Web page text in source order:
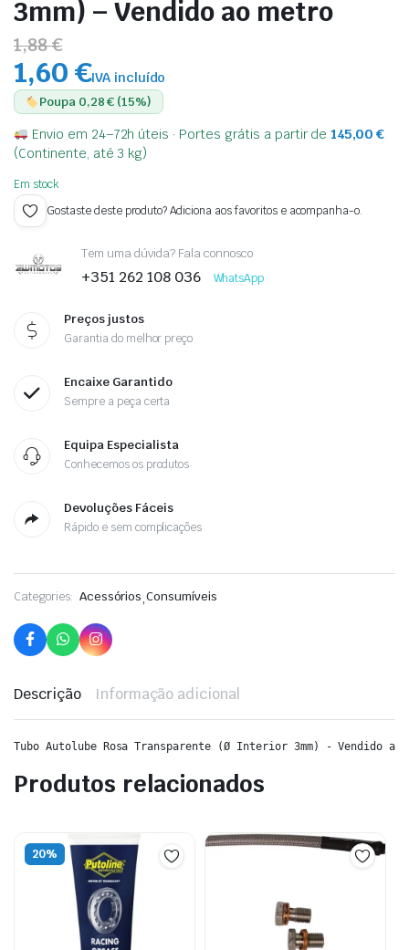
3mm) – Vendido ao metro
1,88 €
1,60 €IVA incluído
Poupa 0,28 € (15%)
Envio em 24–72h úteis · Portes grátis a partir de145,00 €
(Continente, até 3 kg)
Em stock
Gostaste deste produto? Adiciona aos favoritos e acompanha-o.
Tem uma dúvida? Fala connosco
+351 262 108 036 WhatsApp
Preços justos
Garantia do melhor preço
Encaixe Garantido
Sempre a peça certa
Equipa Especialista
Conhecemos os produtos
Devoluções Fáceis
Rápido e sem complicações
Categories: Acessórios,Consumíveis
Descrição Informação adicional
Tubo Autolube Rosa Transparente (Ø Interior 3mm) - Vendido ao
Produtos relacionados
20%